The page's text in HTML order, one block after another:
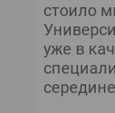
стоило
уже в